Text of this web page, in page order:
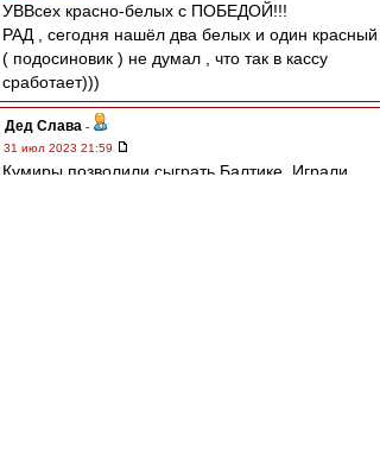
УВВсех красно-белых с ПОБЕДОЙ!!!
РАД , сегодня нашёл два белых и один красный
( подосиновик ) не думал , что так в кассу
сработает)))
Дед Слава -
31 июл 2023 21:59
Кумиры позволили сыграть Балтике. Играли